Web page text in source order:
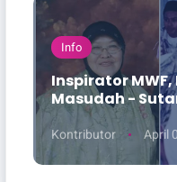
Info
Inspirator MWF,
Masudah -
Kontributor April